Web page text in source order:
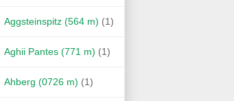
Aggsteinspitz (564 m) (1)
Aghii Pantes (771 m) (1)
Ahberg (0726 m) (1)